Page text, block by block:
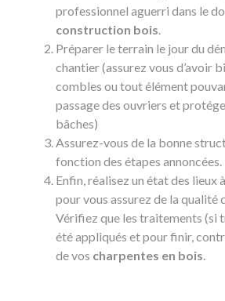
professionnel aguerri dans le
construction bois.
Préparer le terrain le jour du
chantier (assurez vous d’avoir
combles ou tout élément
passage des ouvriers et
bâches)
Assurez-vous de la bonne
fonction des étapes annoncées.
Enfin, réalisez un état des lieux
pour vous assurez de la qualité
Vérifiez que les traitements (si
été appliqués et pour finir,
de vos charpentes en bois.